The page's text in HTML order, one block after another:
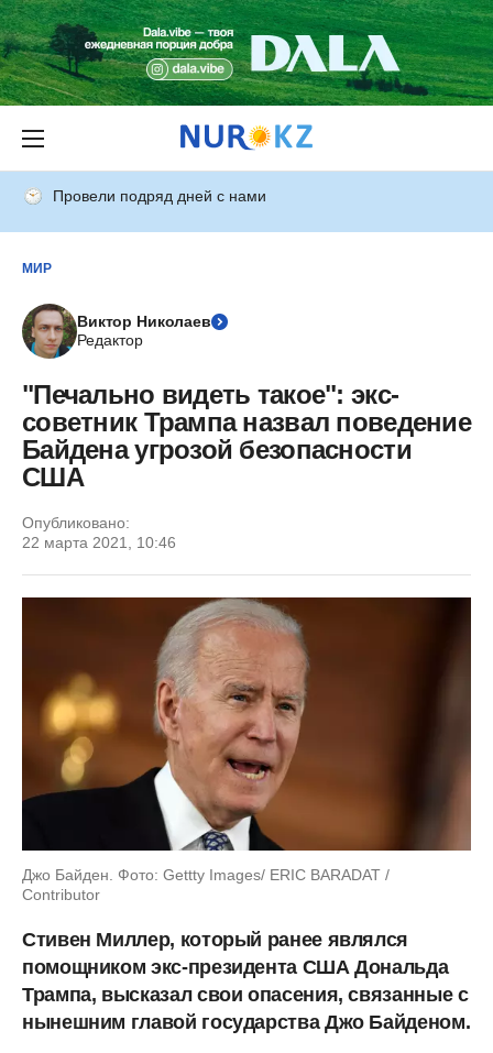
Провели подряд дней с нами
МИР
Виктор Николаев
Редактор
"Печально видеть такое": экс-
советник Трампа назвал поведение
Байдена угрозой безопасности
США
Опубликовано:
22 марта 2021, 10:46
Джо Байден. Фото: Gettty Images/ ERIC BARADAT /
Contributor
Стивен Миллер, который ранее являлся
помощником экс-президента США Дональда
Трампа, высказал свои опасения, связанные с
нынешним главой государства Джо Байденом.